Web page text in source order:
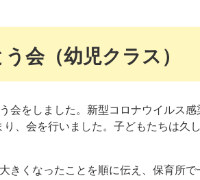
会（幼児クラス）
会をしました。新型コロナウイルス
、会を行いました。子どもたちは久
きくなったことを順に伝え、保育所で